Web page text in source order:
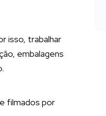
isso, trabalhar
embalagens
filmados por